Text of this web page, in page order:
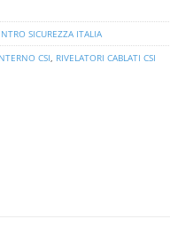
SICUREZZA ITALIA
CSI RIVELATORI CABLATI CSI